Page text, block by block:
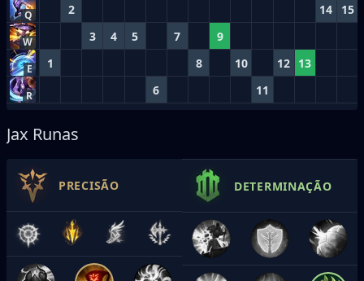
Q 2 14 15
W 3 4 5 7 9
E 1 8 10 12 13
R 6 11
Jax Runas
PRECISÃO DETERMINAÇÃO